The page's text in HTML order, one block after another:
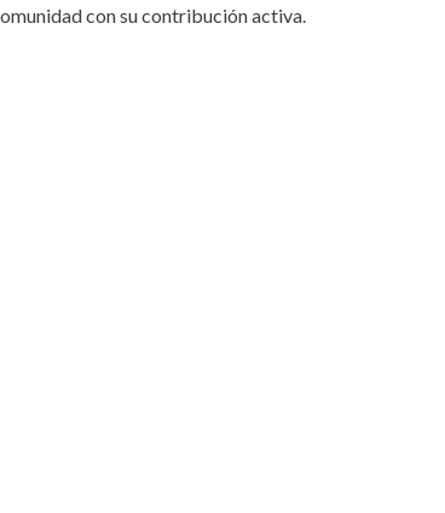
con su contribución activa.